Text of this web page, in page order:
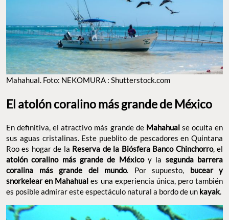
Mahahual. Foto: NEKOMURA : Shutterstock.com
El atolón coralino más grande de México
En definitiva, el atractivo más grande de Mahahualse oculta en
sus aguas cristalinas. Este pueblito de pescadores en Quintana
Roo es hogar de la Reserva de la Biósfera Banco Chinchorro, el
atolón coralino más grande de Méxicoy la segunda barrera
coralina más grande del mundo. Por supuesto, bucear y
snorkelear en Mahahual es una experiencia única, pero también
es posible admirar este espectáculo natural a bordo de un kayak.